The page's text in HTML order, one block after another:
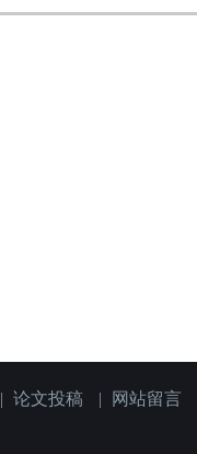
| 论文投稿 | 网站留言